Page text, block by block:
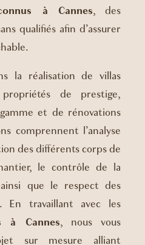
à Cannes, des
qualifiés afin d’assurer
la réalisation de villas
de prestige,
et de rénovations
comprennent l’analyse
des différents corps de
le contrôle de la
que le respect des
travaillant avec les
à Cannes, nous vous
sur mesure alliant